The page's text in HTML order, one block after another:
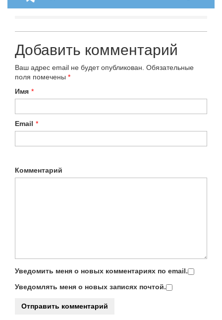
Добавить комментарий
Ваш адрес email не будет опубликован. Обязательные
поля помечены *
Имя *
Email *
Комментарий
Уведомить меня о новых комментариях по email.
Уведомлять меня о новых записях почтой.